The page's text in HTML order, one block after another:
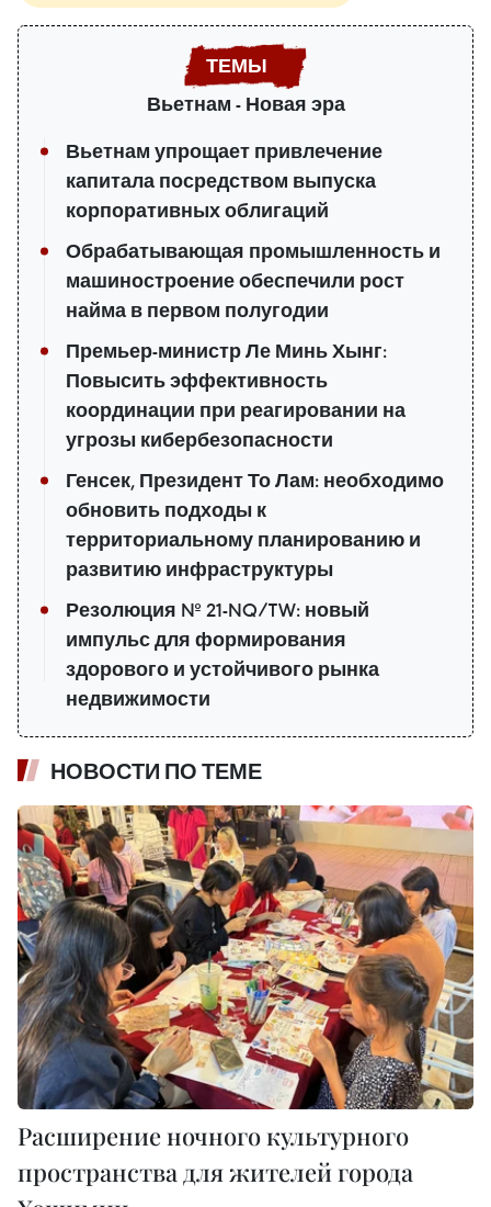
Вьетнам - Новая эра
Вьетнам упрощает привлечение
капитала посредством выпуска
корпоративных облигаций
Обрабатывающая промышленность и
машиностроение обеспечили рост
найма в первом полугодии
Премьер-министр Ле Минь Хынг:
Повысить эффективность
координации при реагировании на
угрозы кибербезопасности
Генсек, Президент То Лам: необходимо
обновить подходы к
территориальному планированию и
развитию инфраструктуры
Резолюция № 21-NQ/TW: новый
импульс для формирования
здорового и устойчивого рынка
недвижимости
НОВОСТИ ПО ТЕМЕ
Расширение ночного культурного
пространства для жителей города